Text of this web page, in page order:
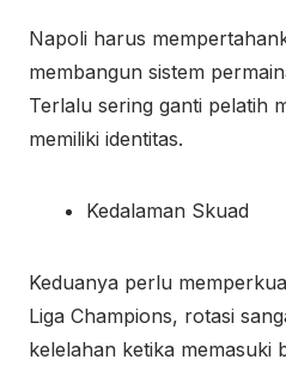
Napoli harus
membangun sistem
Terlalu sering ganti pelatih
memiliki identitas.
Kedalaman Skuad
Keduanya perlu
Liga Champions, rotasi
kelelahan ketika memasuki